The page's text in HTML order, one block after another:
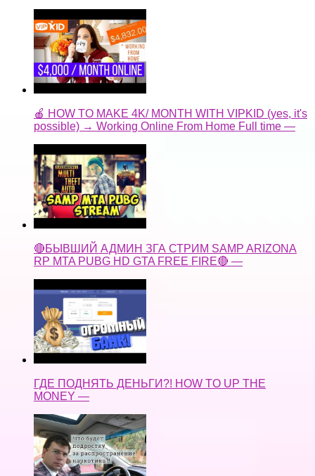
🍎 HOW TO MAKE 4K/ MONTH WITH VIPKID (yes, it's
possible) → Working Online From Home Full time —
🔴БЫВШИЙ АДМИН ЗГА СТРИМ SAMP ARIZONA
RP MTA PUBG HD GTA FREE FIRE🔴 —
ГДЕ ПОДНЯТЬ ДЕНЬГИ?! HOW TO UP THE
MONEY —